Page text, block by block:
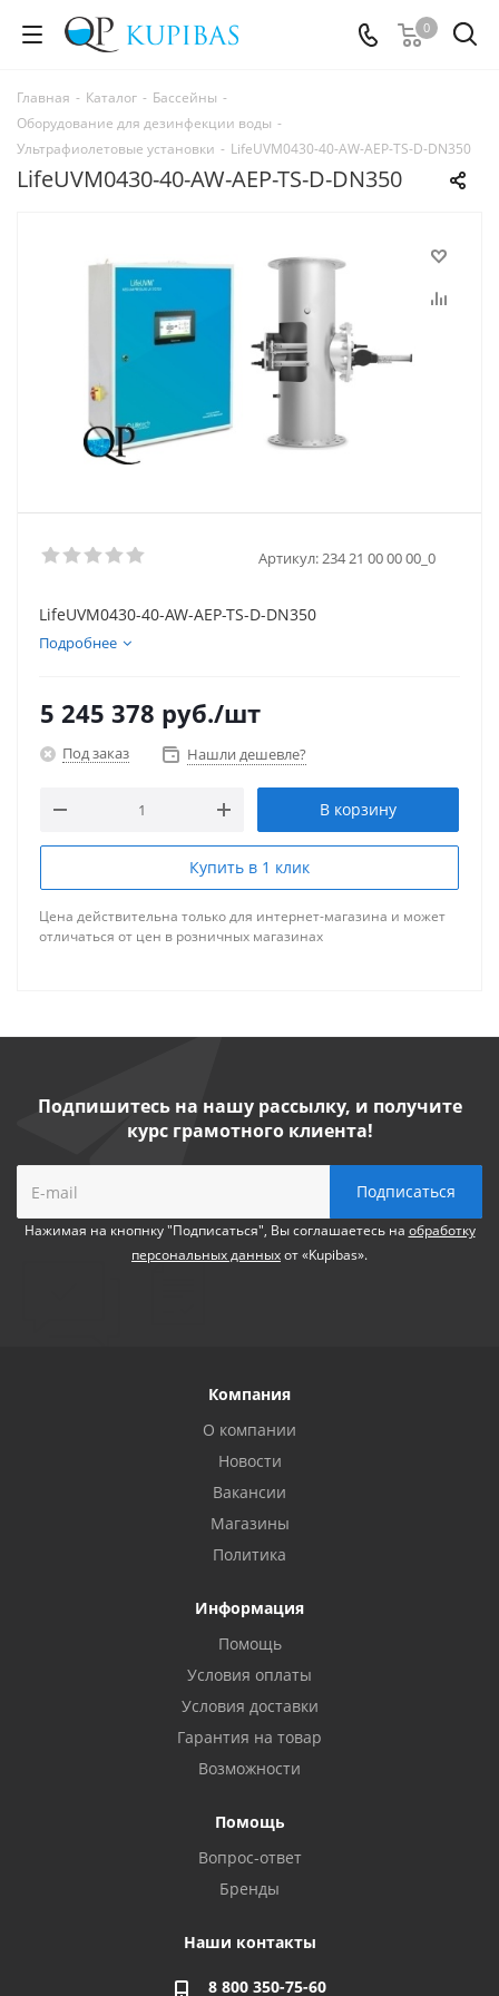
0
Главная - Каталог - Бассейны -
Оборудование для дезинфекции воды -
Ультрафиолетовые установки - LifeUVM0430-40-AW-AEP-TS-D-DN350
LifeUVM0430-40-AW-AEP-TS-D-DN350
Артикул: 234 21 00 00 00_0
LifeUVM0430-40-AW-AEP-TS-D-DN350
Подробнее
5 245 378 руб./шт
Под заказ Нашли дешевле?
В корзину
Купить в 1 клик
Цена действительна только для интернет-магазина и может
отличаться от цен в розничных магазинах
Подпишитесь на нашу рассылку, и получите
курс грамотного клиента!
Нажимая на кнопнку "Подписаться", Вы соглашаетесь на обработку
персональных данныхот «Kupibas».
Компания
О компании
Новости
Вакансии
Магазины
Политика
Информация
Помощь
Условия оплаты
Условия доставки
Гарантия на товар
Возможности
Помощь
Вопрос-ответ
Бренды
Наши контакты
8 800 350-75-60